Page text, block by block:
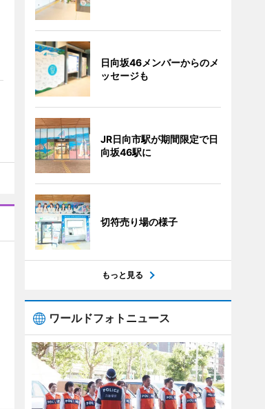
日向坂46メンバーからのメ
ッセージも
JR日向市駅が期間限定で日
向坂46駅に
切符売り場の様子
もっと見る
ワールドフォトニュース